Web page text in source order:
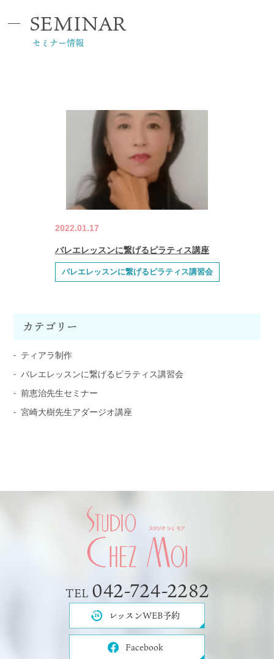
SEMINAR
セミナー情報
2022.01.17
バレエレッスンに繋げるピラティス講座
バレエレッスンに繋げるピラティス講習会
カテゴリー
ティアラ制作
バレエレッスンに繋げるピラティス講習会
前恵治先生セミナー
宮崎大樹先生アダージオ講座
TEL 042-724-2282
レッスンWEB予約
Facebook